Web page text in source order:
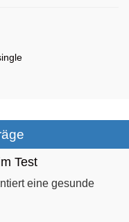
Test
eine gesunde